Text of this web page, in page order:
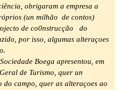
obrigaram a empresa a
(un milhão de contos)
de co0nstrucção do
por isso, algumas alteraçoes
Boega apresentou, em
de Turismo, quer un
campo, quer as alteraçoes ao